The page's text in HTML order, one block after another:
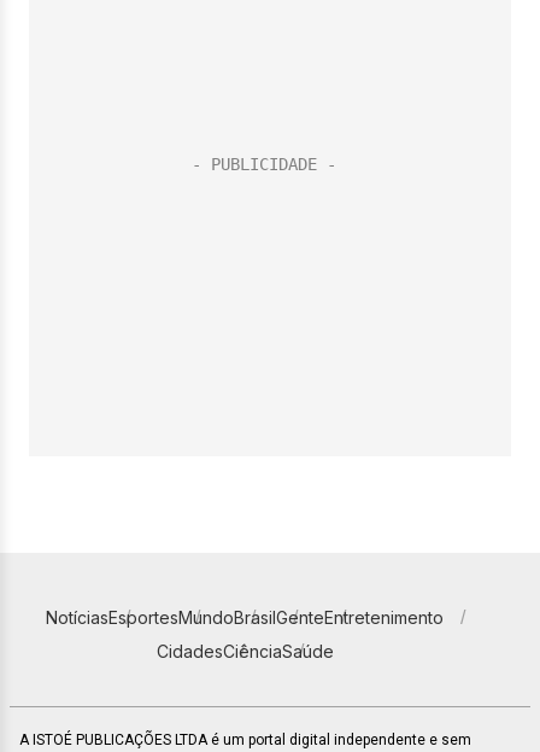
NotíciasEsportesMundoBrasilGenteEntretenimento
CidadesCiênciaSaúde
A ISTOÉ PUBLICAÇÕES LTDA é um portal digital independente e sem